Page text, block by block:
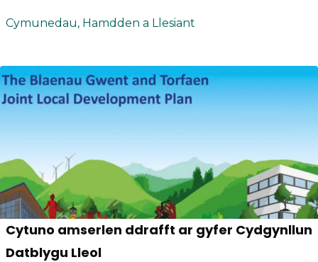
Cymunedau, Hamdden a Llesiant
Cytuno amserlen ddrafft ar gyfer Cydgynllun
Datblygu Lleol